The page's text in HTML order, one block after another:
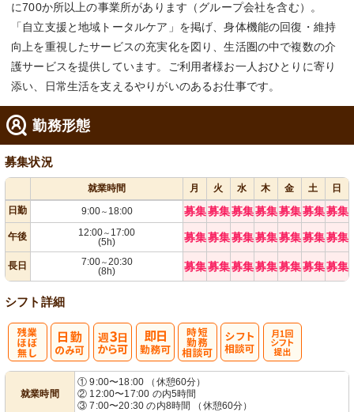
に700か所以上の事業所があります（グループ会社を含む）。
「自立支援と地域トータルケア」を掲げ、身体機能の回復・維持
向上を重視したサービスの充実化を図り、生活圏の中で複数の介
護サービスを提供しています。ご利用者様お一人おひとりに寄り
添い、日常生活を支えるやりがいのあるお仕事です。
勤務形態
募集状況
就業時間 月 火 水 木 金 土
日
日勤
9:00～ 18:00 募集募集募集募集募集募集募集
午後 12:00～ 17:00
(5h)
募集募集募集募集募集募集募集
長日 7:00～20:30
(8h)
募集募集募集募集募集募集募集
シフト詳細
就業時間
① 9:00〜18:00 （休憩60分）
② 12:00〜17:00 の内5時間
③ 7:00〜20:30 の内8時間 （休憩60分）